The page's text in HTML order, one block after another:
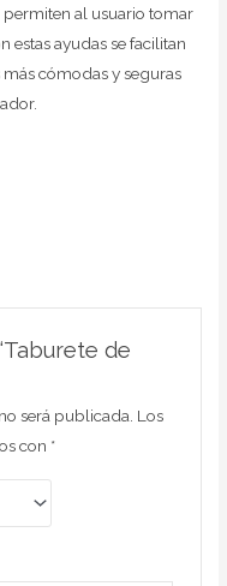
al usuario tomar
estas ayudas se facilitan
más cómodas y seguras
de
será publicada. Los
con *